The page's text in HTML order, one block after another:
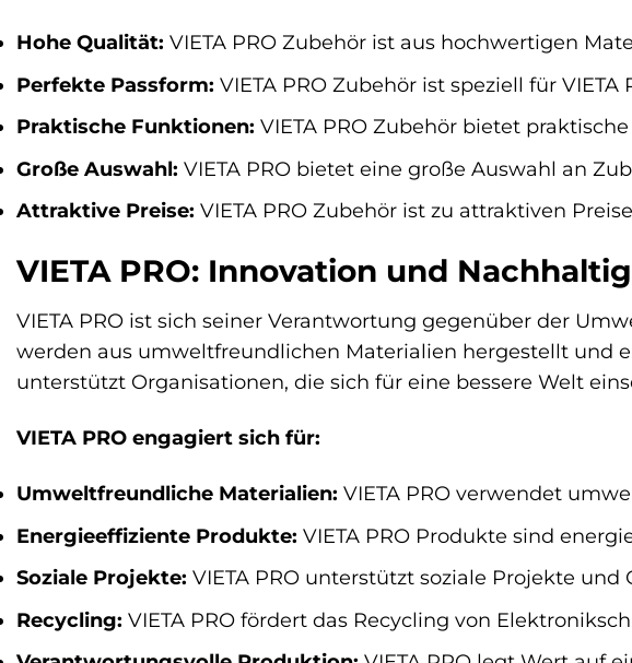
Hohe Qualität: VIETA PRO Zubehör ist aus hochwertigen
Perfekte Passform: VIETA PRO Zubehör ist speziell für
Praktische Funktionen: VIETA PRO Zubehör bietet
Große Auswahl: VIETA PRO bietet eine große Auswahl an
Attraktive Preise: VIETA PRO Zubehör ist zu attraktiven
VIETA PRO: Innovation und
VIETA PRO ist sich seiner Verantwortung gegenüber der
werden aus umweltfreundlichen Materialien hergestellt und
unterstützt Organisationen, die sich für eine bessere Welt
VIETA PRO engagiert sich für:
Umweltfreundliche Materialien: VIETA PRO verwendet
Energieeffiziente Produkte: VIETA PRO Produkte sind
Soziale Projekte: VIETA PRO unterstützt soziale Projekte
Recycling: VIETA PRO fördert das Recycling von